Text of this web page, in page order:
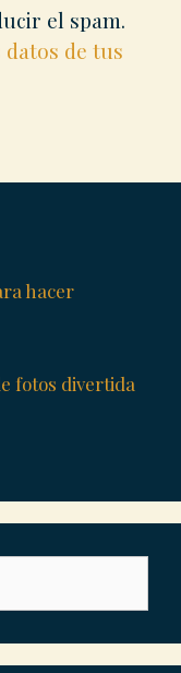
el spam.
de tus
hacer
fotos divertida